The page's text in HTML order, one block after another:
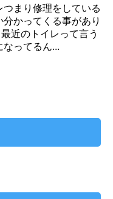
まり修理をしている
かってくる事があり
近のトイレって言う
ってるん...